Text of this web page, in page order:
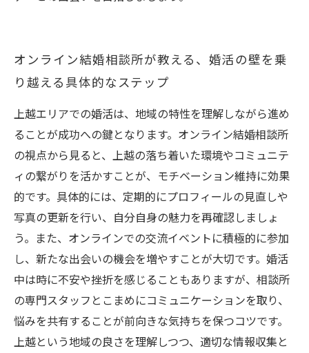
オンライン結婚相談所が教える、婚活の壁を乗
り越える具体的なステップ
上越エリアでの婚活は、地域の特性を理解しながら進め
ることが成功への鍵となります。オンライン結婚相談所
の視点から見ると、上越の落ち着いた環境やコミュニテ
ィの繋がりを活かすことが、モチベーション維持に効果
的です。具体的には、定期的にプロフィールの見直しや
写真の更新を行い、自分自身の魅力を再確認しましょ
う。また、オンラインでの交流イベントに積極的に参加
し、新たな出会いの機会を増やすことが大切です。婚活
中は時に不安や挫折を感じることもありますが、相談所
の専門スタッフとこまめにコミュニケーションを取り、
悩みを共有することが前向きな気持ちを保つコツです。
上越という地域の良さを理解しつつ、適切な情報収集と